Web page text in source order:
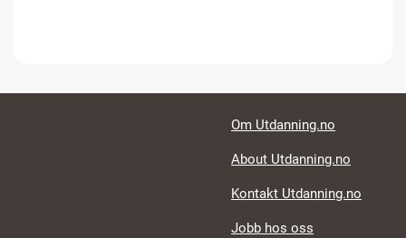
Footer links
Om Utdanning.no
About Utdanning.no
Kontakt Utdanning.no
Jobb hos oss